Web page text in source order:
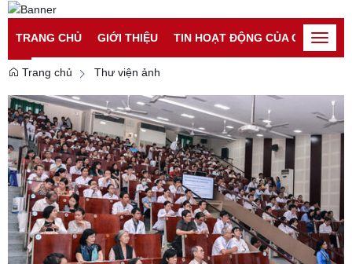
Đăng nhập
Đăng ký
TRANG CHỦ
GIỚI THIỆU TIN HOẠT ĐỘNG CỦA CATPToggle
Trang chủ
Thư viện ảnh